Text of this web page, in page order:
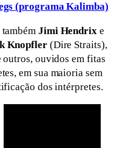
(programa Kalimba)
Jimi Hendrixe
Knopfler(Dire Straits),
outros, ouvidos em fitas
em sua maioria sem
dos intérpretes.